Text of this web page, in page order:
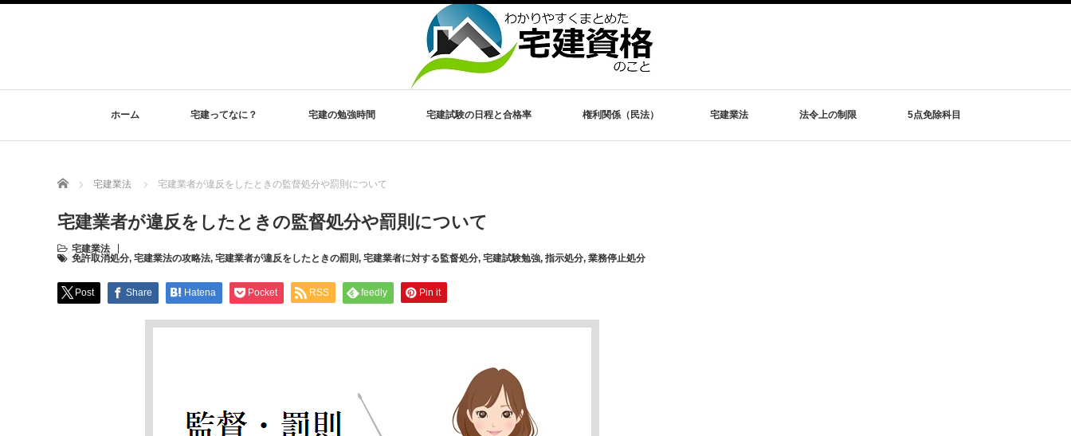
ホーム 宅建ってなに？ 宅建の勉強時間 宅建試験の日程と合格率 権利関係（民法） 宅建業法 法令上の制限 5点免除科目
Home 宅建業法 宅建業者が違反をしたときの監督処分や罰則について
宅建業者が違反をしたときの監督処分や罰則について
宅建業法
免許取消処分, 宅建業法の攻略法, 宅建業者が違反をしたときの罰則, 宅建業者に対する監督処分, 宅建試験勉強, 指示処分, 業務停止処分
Post Share Hatena Pocket RSS feedly Pin it